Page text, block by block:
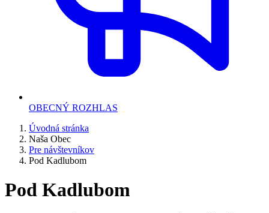
OBECNÝ ROZHLAS
Úvodná stránka
Naša Obec
Pre návštevníkov
Pod Kadlubom
Pod Kadlubom